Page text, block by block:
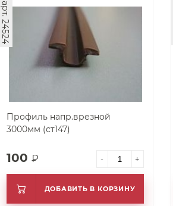
Профиль напр.врезной
3000мм (ст147)
арт. 24524
100 ₽ - +
ДОБАВИТЬ В КОРЗИНУ